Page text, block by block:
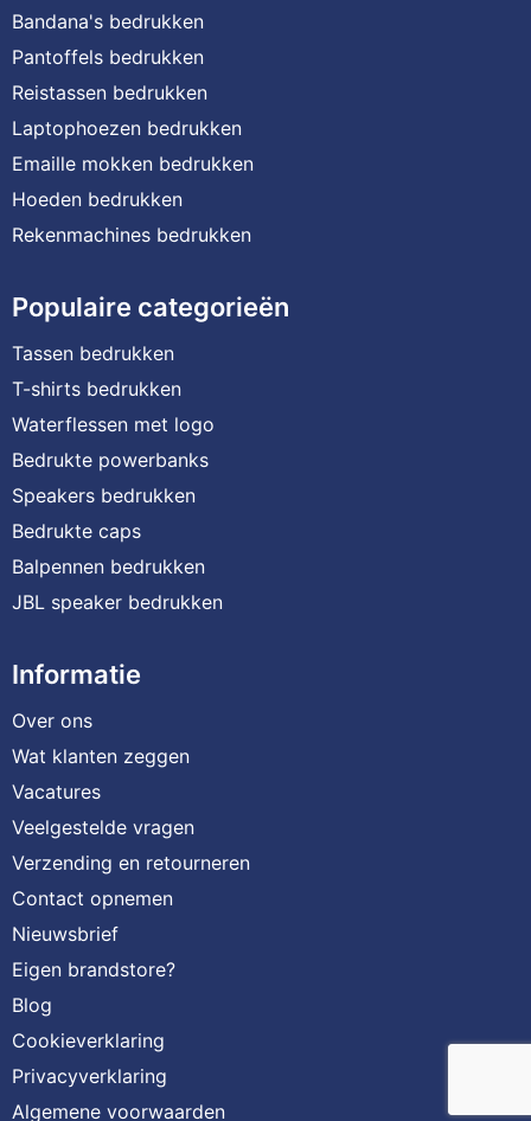
Bandana's bedrukken
Pantoffels bedrukken
Reistassen bedrukken
Laptophoezen bedrukken
Emaille mokken bedrukken
Hoeden bedrukken
Rekenmachines bedrukken
Populaire categorieën
Tassen bedrukken
T-shirts bedrukken
Waterflessen met logo
Bedrukte powerbanks
Speakers bedrukken
Bedrukte caps
Balpennen bedrukken
JBL speaker bedrukken
Informatie
Over ons
Wat klanten zeggen
Vacatures
Veelgestelde vragen
Verzending en retourneren
Contact opnemen
Nieuwsbrief
Eigen brandstore?
Blog
Cookieverklaring
Privacyverklaring
Algemene voorwaarden